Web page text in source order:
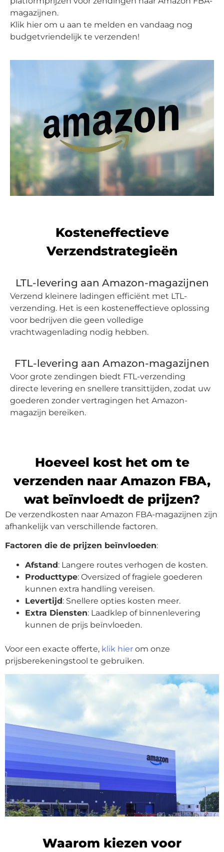
magazijnen.
Klik hier om u aan te melden en vandaag nog
budgetvriendelijk te verzenden!
Kosteneffectieve
Verzendstrategieën
LTL-levering aan Amazon-magazijnen
Verzend kleinere ladingen efficiënt met LTL-
verzending. Het is een kosteneffectieve oplossing
voor bedrijven die geen volledige
vrachtwagenlading nodig hebben.
FTL-levering aan Amazon-magazijnen
Voor grote zendingen biedt FTL-verzending
directe levering en snellere transittijden, zodat uw
goederen zonder vertragingen het Amazon-
magazijn bereiken.
Hoeveel kost het om te
verzenden naar Amazon FBA,
wat beïnvloedt de prijzen?
De verzendkosten naar Amazon FBA-magazijnen zijn
afhankelijk van verschillende factoren.
Factoren die de prijzen beïnvloeden:
Afstand: Langere routes verhogen de kosten.
Producttype: Oversized of fragiele goederen
kunnen extra handling vereisen.
Levertijd: Snellere opties kosten meer.
Extra Diensten: Laadklep of binnenlevering
kunnen de prijs beïnvloeden.
Voor een exacte offerte, klik hier om onze
prijsberekeningstool te gebruiken.
Waarom kiezen voor